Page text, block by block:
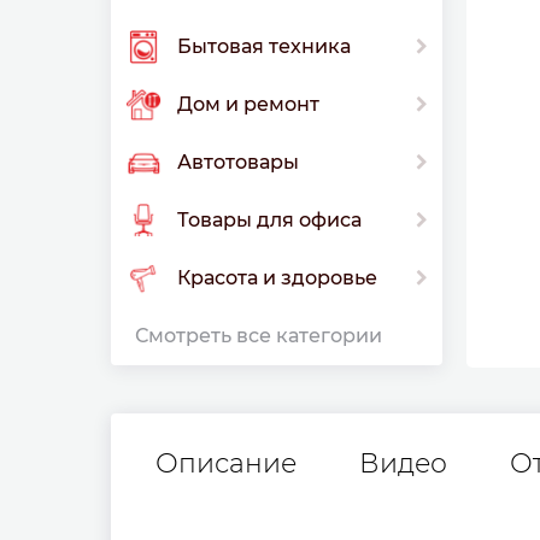
Бытовая техника
Дом и ремонт
Автотовары
Товары для офиса
Красота и здоровье
Смотреть все категории
Описание Видео